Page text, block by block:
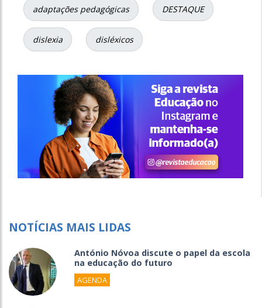
adaptações pedagógicas DESTAQUE
dislexia disléxicos
NOTÍCIAS MAIS LIDAS
António Nóvoa discute o papel da escola
na educação do futuro
AGENDA